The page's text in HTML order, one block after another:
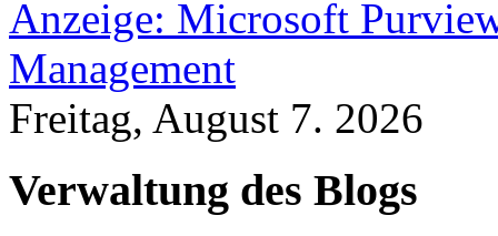
Anzeige: Microsoft
Management
Freitag, August 7. 2026
Verwaltung des Blogs